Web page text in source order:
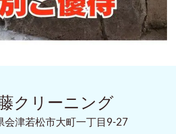
クリーニング
会津若松市大町一丁目9-27